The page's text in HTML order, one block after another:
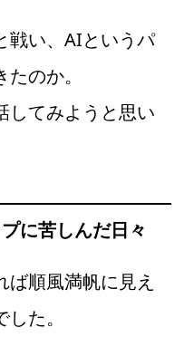
戦い、AIというパ
のか。
してみようと思い
に苦しんだ日々
ば順風満帆に見え
た。